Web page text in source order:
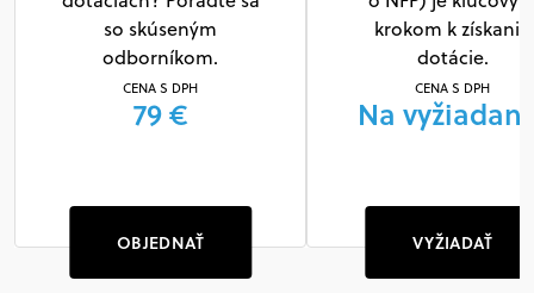
so skúseným
odborníkom.
CENA S DPH
79 €
OBJEDNAŤ
krokom k získaniu
dotácie.
CENA S DPH
Na
VYŽIADAŤ